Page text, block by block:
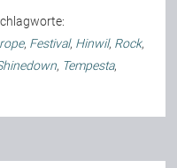
, Festival, Hinwil, Rock,
, Tempesta,